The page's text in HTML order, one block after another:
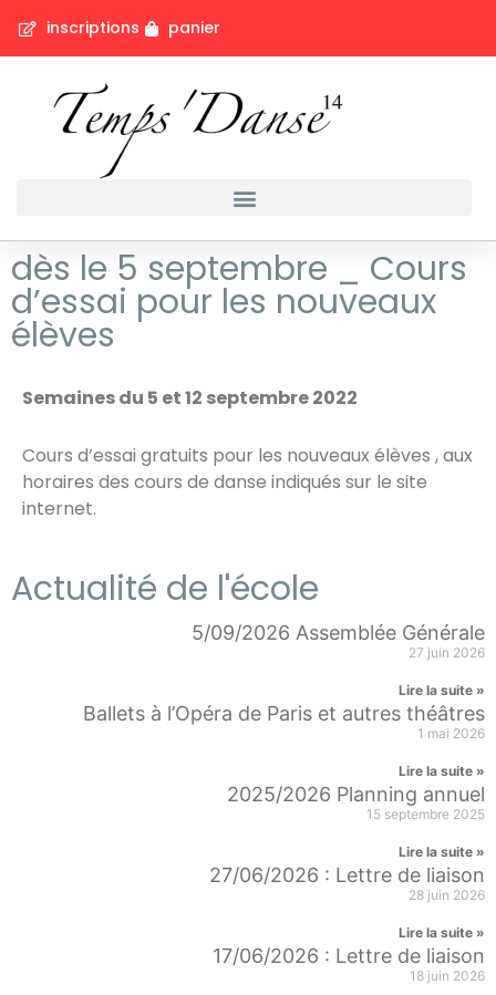
inscriptions panier
dès le 5 septembre _ Cours
d’essai pour les nouveaux
élèves
Semaines du 5 et 12 septembre 2022
Cours d’essai gratuits pour les nouveaux élèves , aux
horaires des cours de danse indiqués sur le site
internet.
Actualité de l'école
5/09/2026 Assemblée Générale
27 juin 2026
Lire la suite »
Ballets à l’Opéra de Paris et autres théâtres
1 mai 2026
Lire la suite »
2025/2026 Planning annuel
15 septembre 2025
Lire la suite »
27/06/2026 : Lettre de liaison
28 juin 2026
Lire la suite »
17/06/2026 : Lettre de liaison
18 juin 2026